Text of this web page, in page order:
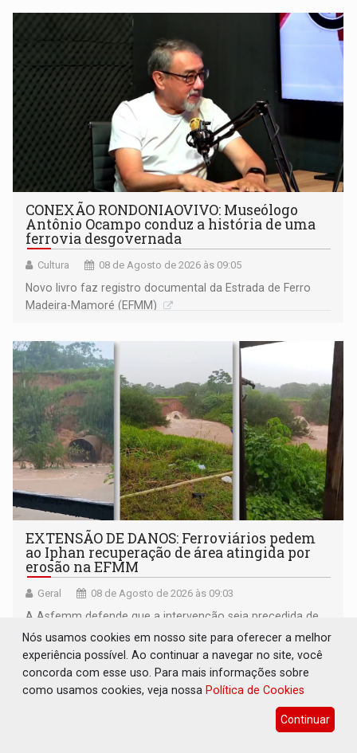
CONEXÃO RONDONIAOVIVO: Museólogo
Antônio Ocampo conduz a história de uma
ferrovia desgovernada
Cultura 08 de Agosto de 2026 às 09:05
Novo livro faz registro documental da Estrada de Ferro
Madeira-Mamoré (EFMM)
EXTENSÃO DE DANOS: Ferroviários pedem
ao Iphan recuperação de área atingida por
erosão na EFMM
Geral 08 de Agosto de 2026 às 09:03
A Asfemm defende que a intervenção seja precedida de
fiscalização e de um laudo técnico elaborado pelos
órgãos competentes
Nós usamos cookies em nosso site para oferecer a melhor
experiência possível. Ao continuar a navegar no site, você
concorda com esse uso. Para mais informações sobre
como usamos cookies, veja nossa Política de Cookies
Continuar